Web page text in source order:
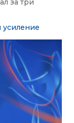
за три
усиление